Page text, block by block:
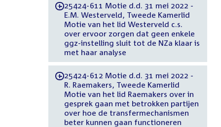
-25424-611 Motie d.d. 31 mei 2022 -
E.M. Westerveld, Tweede Kamerlid
Motie van het lid Westerveld c.s.
over ervoor zorgen dat geen enkele
ggz-instelling sluit tot de NZa klaar is
met haar analyse
-25424-612 Motie d.d. 31 mei 2022 -
R. Raemakers, Tweede Kamerlid
Motie van het lid Raemakers over in
gesprek gaan met betrokken partijen
over hoe de transfermechanismen
beter kunnen gaan functioneren